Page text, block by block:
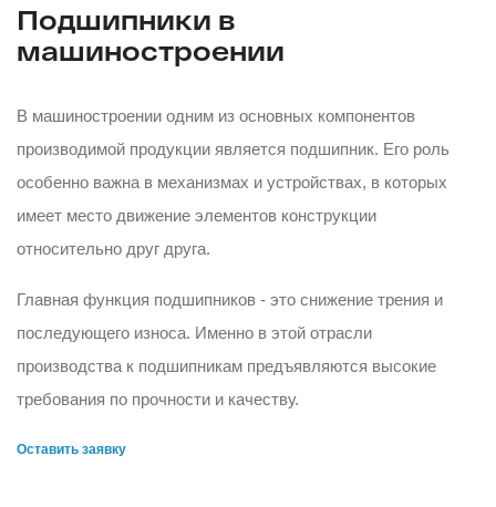
Подшипники в
машиностроении
В машиностроении одним из основных компонентов
производимой продукции является подшипник. Его роль
особенно важна в механизмах и устройствах, в которых
имеет место движение элементов конструкции
относительно друг друга.
Главная функция подшипников - это снижение трения и
последующего износа. Именно в этой отрасли
производства к подшипникам предъявляются высокие
требования по прочности и качеству.
Оставить заявку